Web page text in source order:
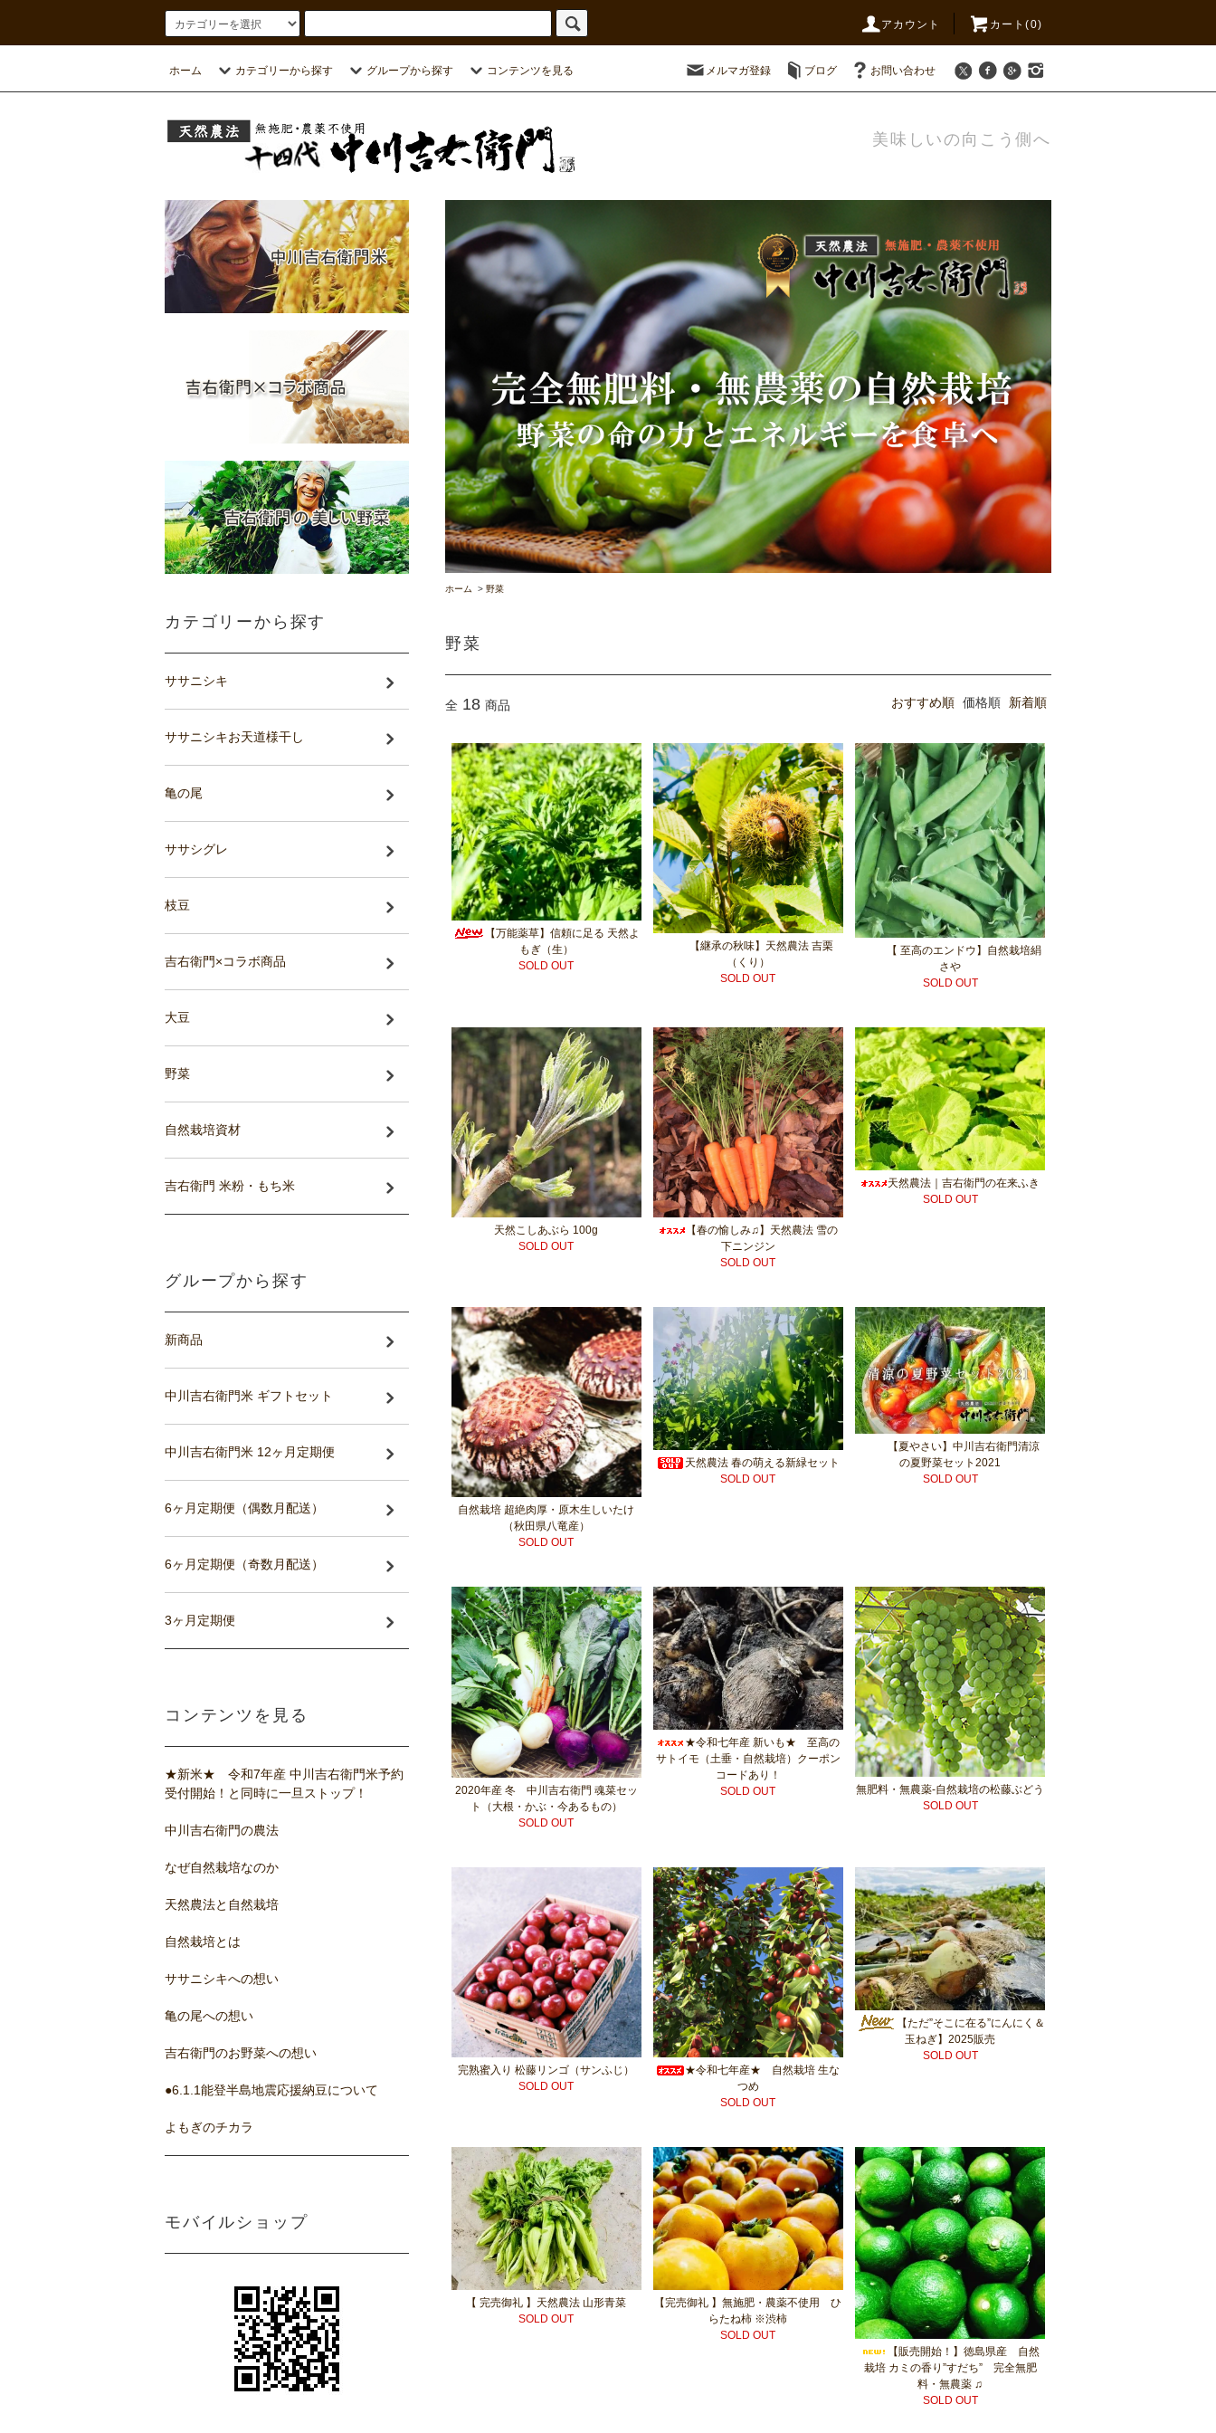
アカウント カート(0)
ホーム カテゴリーから探す グループから探す コンテンツを見る メルマガ登録 ブログ お問い合わせ
美味しいの向こう側へ
ホーム > 野菜
野菜
全 18 商品 おすすめ順 価格順 新着順
【万能薬草】信頼に足る 天然よ
もぎ（生）
SOLD OUT
【継承の秋味】天然農法 吉栗
（くり）
SOLD OUT
【 至高のエンドウ】自然栽培絹
さや
SOLD OUT
天然こしあぶら 100g
SOLD OUT
【春の愉しみ♫】天然農法 雪の
下ニンジン
SOLD OUT
天然農法｜吉右衛門の在来ふき
SOLD OUT
自然栽培 超絶肉厚・原木生しいたけ
（秋田県八竜産）
SOLD OUT
天然農法 春の萌える新緑セット
SOLD OUT
【夏やさい】中川吉右衛門清涼
の夏野菜セット2021
SOLD OUT
2020年産 冬 中川吉右衛門 魂菜セッ
ト（大根・かぶ・今あるもの）
SOLD OUT
★令和七年産 新いも★ 至高の
サトイモ（土垂・自然栽培）クーポン
コードあり！
SOLD OUT
無肥料・無農薬-自然栽培の松藤ぶどう
SOLD OUT
完熟蜜入り 松藤リンゴ（サンふじ）
SOLD OUT
★令和七年産★ 自然栽培 生な
つめ
SOLD OUT
【ただ”そこに在る”にんにく＆
玉ねぎ】2025販売
SOLD OUT
【 完売御礼 】天然農法 山形青菜
SOLD OUT
【完売御礼 】無施肥・農薬不使用 ひ
らたね柿 ※渋柿
SOLD OUT
【販売開始！】徳島県産 自然
栽培 カミの香り”すだち” 完全無肥
料・無農薬 ♫
SOLD OUT
カテゴリーから探す
ササニシキ
ササニシキお天道様干し
亀の尾
ササシグレ
枝豆
吉右衛門×コラボ商品
大豆
野菜
自然栽培資材
吉右衛門 米粉・もち米
グループから探す
新商品
中川吉右衛門米 ギフトセット
中川吉右衛門米 12ヶ月定期便
6ヶ月定期便（偶数月配送）
6ヶ月定期便（奇数月配送）
3ヶ月定期便
コンテンツを見る
★新米★ 令和7年産 中川吉右衛門米予約
受付開始！と同時に一旦ストップ！
中川吉右衛門の農法
なぜ自然栽培なのか
天然農法と自然栽培
自然栽培とは
ササニシキへの想い
亀の尾への想い
吉右衛門のお野菜への想い
●6.1.1能登半島地震応援納豆について
よもぎのチカラ
モバイルショップ